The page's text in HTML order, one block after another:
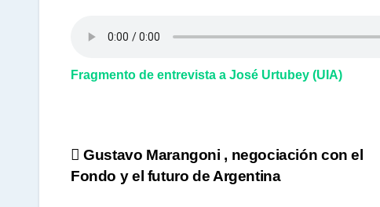
Fragmento de entrevista a José Urtubey (UIA)
Navegación
Gustavo Marangoni , negociación con el
Fondo y el futuro de Argentina